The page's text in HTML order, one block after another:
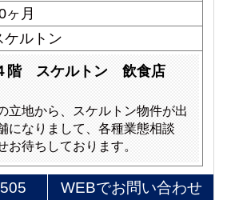
ヶ月
ケルトン
スケルトン 飲食店
立地から、スケルトン物件が出
になりまして、各種業態相談
お待ちしております。
WEBでお問い合わせ